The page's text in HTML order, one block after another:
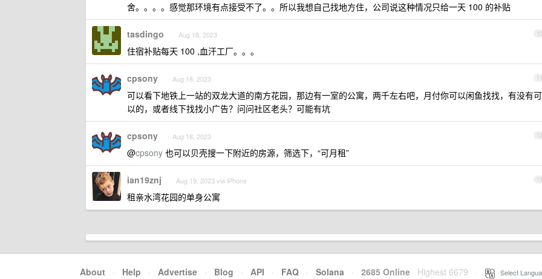
舍。。。。感觉那环境有点接受不了。。所以我想自己找地方住，公司说这种情况只给一天 100 的补贴
10
tasdingo Aug 18, 2023
住宿补贴每天 100 ,血汗工厂。。。
11
cpsony Aug 18, 2023
可以看下地铁上一站的双龙大道的南方花园，那边有一室的公寓，两千左右吧，月付你可以闲鱼找找，有没有可
以的，或者线下找找小广告？问问社区老头？可能有坑
12
cpsony Aug 18, 2023
@cpsony 也可以贝壳搜一下附近的房源，筛选下，“可月租”
13
ian19znj Aug 19, 2023 via iPhone
租亲水湾花园的单身公寓
About · Help · Advertise · Blog · API · FAQ · Solana · 2685 Online Highest 6679 Select